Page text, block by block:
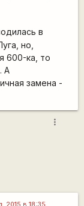
в
но,
600-ка, то
А
замена -
more_vert